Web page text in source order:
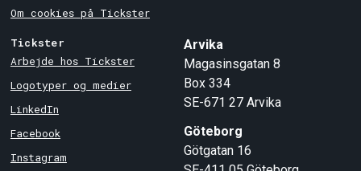
Om cookies på Tickster
Tickster
Arbejde hos Tickster
Logotyper og medier
LinkedIn
Facebook
Instagram
Arvika
Magasinsgatan 8
Box 334
SE-671 27 Arvika
Göteborg
Götgatan 16